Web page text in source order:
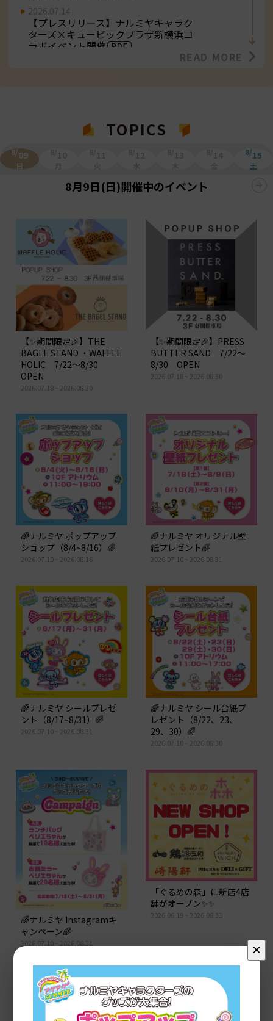
2026.07.14
【プレスリリース】ナルミヤキャラク
ターズ×キュービックプラザ新横浜コ
ラボイベント開催
2026.06.26
【プレスリリース】キュービックプラ
ザ新横浜×Adoコラボイベント開催
オープン
2026.05.09
【お知らせ】大阪焼肉・ホルモンふたご 閉店
について
2026.04.07
【プレスリリース】キュービックプラ
ザ新横浜『人気キャラクター「エスタ
ーバニー」コラボイベント開催』
READ MORE
TOPICS
8/09
日
8/15
土
8月9日(日)開催中のイベント
【✨期間限定🎉】THE
BAGLE STAND ・WAFFLE
HOLIC 7/22～8/30
OPEN
2026.07.18 ~ 2026.08.30
【✨期間限定🎉】PRESS
BUTTER SAND 7/22～
8/30 OPEN
2026.07.18 ~ 2026.08.30
🌈ナルミヤ ポップアップ
ショップ（8/4~8/16）🌈
2026.07.10 ~ 2026.08.16
🌈ナルミヤ オリジナル壁
紙プレゼント🌈
2026.07.10 ~ 2026.08.31
🌈ナルミヤ シールプレゼ
ント（8/17~8/31）🌈
2026.07.10 ~ 2026.08.31
🌈ナルミヤ シール台紙プ
レゼント（8/22、23、
29、30）🌈
2026.07.10 ~ 2026.08.30
🌈ナルミヤ Instagramキ
ャンペーン🌈
2026.07.10 ~ 2026.08.31
「ぐるめの森」に新店4店
舗がオープン✨✨
2026.06.19 ~ 2026.08.31
READ MORE
×